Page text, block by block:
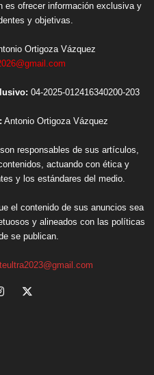
es ofrecer información exclusiva y
y objetivas.
Ortigoza Vázquez
04-2025-012416340200-203
Antonio Ortigoza Vázquez
responsables de sus artículos,
actuando con ética y
y los estándares del medio.
el contenido de sus anuncios sea
y alineados con las políticas
se publican.